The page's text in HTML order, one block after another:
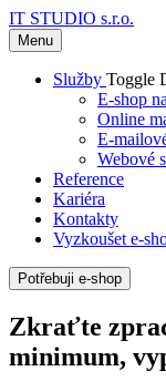
IT STUDIO s.r.o.
Menu
Služby Toggle
E-shop
Online
E-
Webové
Reference
Kariéra
Kontakty
Vyzkoušet e-
Potřebuji e-shop
Zkraťte
minimum,